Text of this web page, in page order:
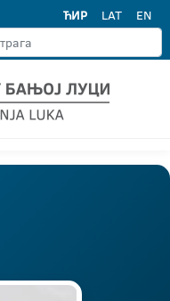
ЋИР LAT EN